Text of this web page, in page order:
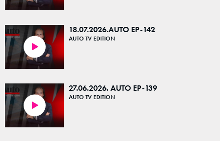
18.07.2026.AUTO EP-142
AUTO TV EDITION
27.06.2026. AUTO EP-139
AUTO TV EDITION